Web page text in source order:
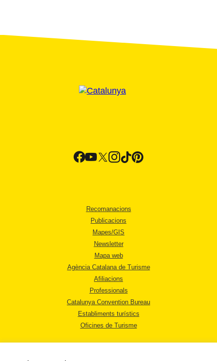
Recomanacions
Publicacions
Mapes/GIS
Newsletter
Mapa web
Agència Catalana de Turisme
Afiliacions
Professionals
Catalunya Convention Bureau
Establiments turístics
Oficines de Turisme